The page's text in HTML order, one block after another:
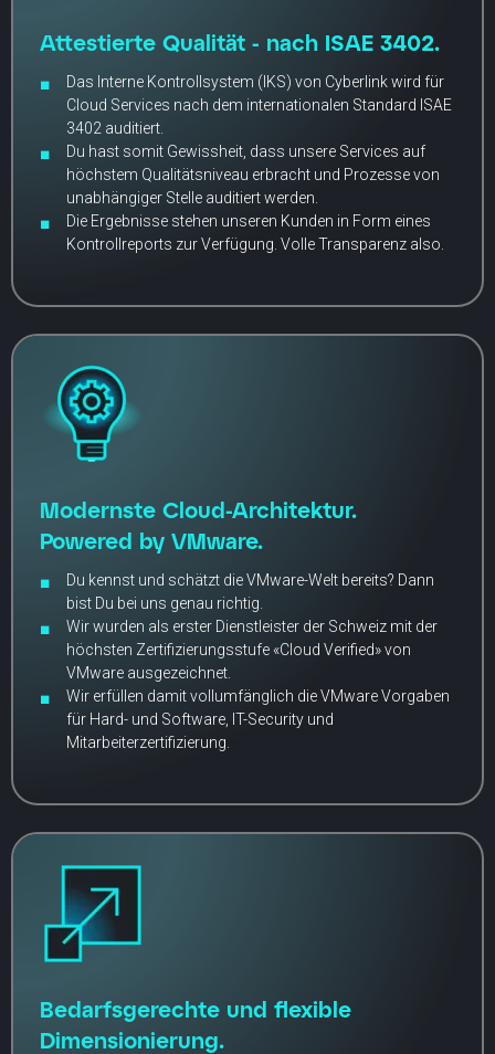
Attestierte Qualität - nach ISAE 3402.
​Das Interne Kontrollsystem (IKS) von Cyberlink wird für
Cloud Services nach dem internationalen Standard ISAE
3402 auditiert.
Du hast somit Gewissheit, dass unsere Services auf
höchstem Qualitätsniveau erbracht und Prozesse von
unabhängiger Stelle auditiert werden.
Die Ergebnisse stehen unseren Kunden in Form eines
Kontrollreports zur Verfügung. Volle Transparenz also.
Modernste Cloud-Architektur.
Powered by VMware.
Du kennst und schätzt die VMware-Welt bereits? Dann
bist Du bei uns genau richtig.
Wir wurden als erster Dienstleister der Schweiz mit der
höchsten Zertifizierungsstufe «Cloud Verified» von
VMware ausgezeichnet.
Wir erfüllen damit vollumfänglich die VMware Vorgaben
für Hard- und Software, IT-Security und
Mitarbeiterzertifizierung.
Bedarfsgerechte und flexible
Dimensionierung.